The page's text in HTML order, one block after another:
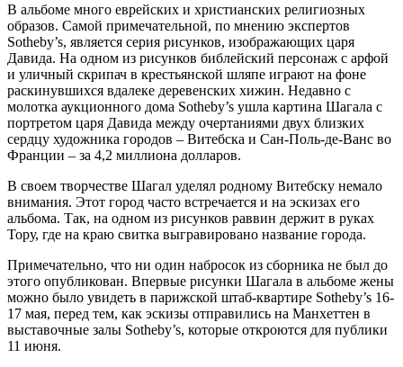
В альбоме много еврейских и христианских религиозных
образов. Самой примечательной, по мнению экспертов
Sotheby’s, является серия рисунков, изображающих царя
Давида. На одном из рисунков библейский персонаж с арфой
и уличный скрипач в крестьянской шляпе играют на фоне
раскинувшихся вдалеке деревенских хижин. Недавно c
молотка аукционного дома Sotheby’s ушла картина Шагала с
портретом царя Давида между очертаниями двух близких
сердцу художника городов – Витебска и Сан-Поль-де-Ванс во
Франции – за 4,2 миллиона долларов.
В своем творчестве Шагал уделял родному Витебску немало
внимания. Этот город часто встречается и на эскизах его
альбома. Так, на одном из рисунков раввин держит в руках
Тору, где на краю свитка выгравировано название города.
Примечательно, что ни один набросок из сборника не был до
этого опубликован. Впервые рисунки Шагала в альбоме жены
можно было увидеть в парижской штаб-квартире Sotheby’s 16-
17 мая, перед тем, как эскизы отправились на Манхеттен в
выставочные залы Sotheby’s, которые откроются для публики
11 июня.